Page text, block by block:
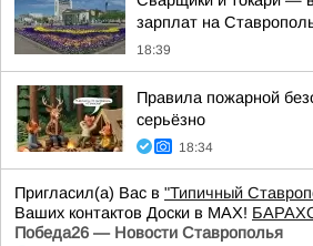
зарплат на
18:39
Правила пожарной
серьёзно
18:34
Пригласил(а) Вас в "Типичный
Ваших контактов Доски в МАХ!
Победа26 — Новости Ставрополья